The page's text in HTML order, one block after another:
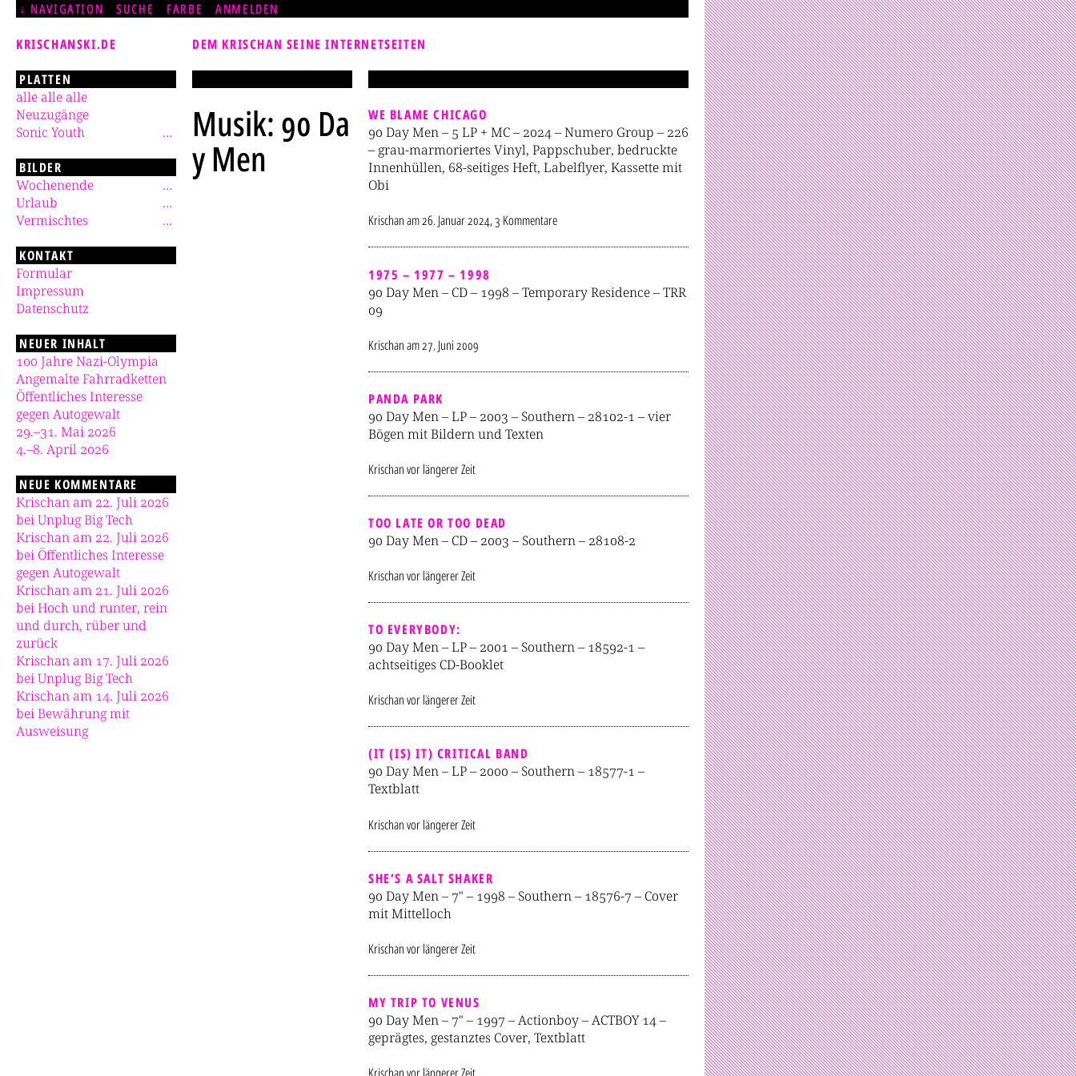
NAVIGATION SUCHE FARBE ANMELDEN
KRISCHANSKI.DE DEM KRISCHAN SEINE INTERNETSEITEN
Musik: 90 Da
y Men
WE BLAME CHICAGO
90 Day Men – 5 LP + MC – 2024 – Numero Group – 226
– grau-marmoriertes Vinyl, Pappschuber, bedruckte
Innenhüllen, 68-seitiges Heft, Labelflyer, Kassette mit
Obi
Krischanam26. Januar 2024, 3 Kommentare
1975 – 1977 – 1998
90 Day Men – CD – 1998 – Temporary Residence – TRR
09
Krischanam27. Juni 2009
PANDA PARK
90 Day Men – LP – 2003 – Southern – 28102-1 – vier
Bögen mit Bildern und Texten
Krischanvor längerer Zeit
TOO LATE OR TOO DEAD
90 Day Men – CD – 2003 – Southern – 28108-2
Krischanvor längerer Zeit
TO EVERYBODY:
90 Day Men – LP – 2001 – Southern – 18592-1 –
achtseitiges CD-Booklet
Krischanvor längerer Zeit
(IT (IS) IT) CRITICAL BAND
90 Day Men – LP – 2000 – Southern – 18577-1 –
Textblatt
Krischanvor längerer Zeit
SHE’S A SALT SHAKER
90 Day Men – 7" – 1998 – Southern – 18576-7 – Cover
mit Mittelloch
Krischanvor längerer Zeit
MY TRIP TO VENUS
90 Day Men – 7" – 1997 – Actionboy – ACTBOY 14 –
geprägtes, gestanztes Cover, Textblatt
PLATTEN
alle alle alle
Neuzugänge
Sonic Youth
BILDER
Wochenende
Urlaub
Vermischtes
KONTAKT
Formular
Impressum
Datenschutz
NEUER INHALT
100 Jahre Nazi-Olympia
Angemalte Fahrradketten
Öffentliches Interesse
gegen Autogewalt
29.–31. Mai 2026
4.–8. April 2026
NEUE KOMMENTARE
Krischan am 22. Juli 2026
bei Unplug Big Tech
Krischan am 22. Juli 2026
bei Öffentliches Interesse
gegen Autogewalt
Krischan am 21. Juli 2026
bei Hoch und runter, rein
und durch, rüber und
zurück
Krischan am 17. Juli 2026
bei Unplug Big Tech
Krischan am 14. Juli 2026
bei Bewährung mit
Ausweisung